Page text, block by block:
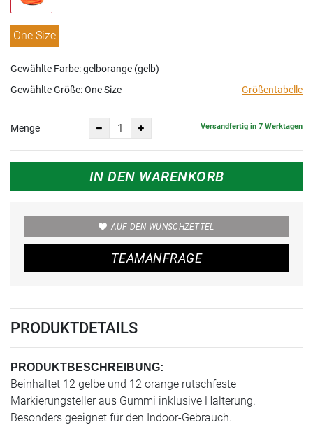
One Size
Gewählte Farbe: gelborange (gelb)
Gewählte Größe:One Size Größentabelle
Menge Versandfertig in 7 Werktagen
IN DEN WARENKORB
AUF DEN WUNSCHZETTEL
TEAMANFRAGE
PRODUKTDETAILS
PRODUKTBESCHREIBUNG:
Beinhaltet 12 gelbe und 12 orange rutschfeste
Markierungsteller aus Gummi inklusive Halterung.
Besonders geeignet für den Indoor-Gebrauch.